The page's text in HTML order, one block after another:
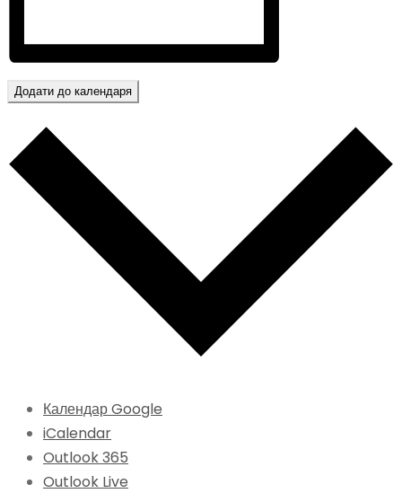
Додати до календаря
Календар Google
iCalendar
Outlook 365
Outlook Live